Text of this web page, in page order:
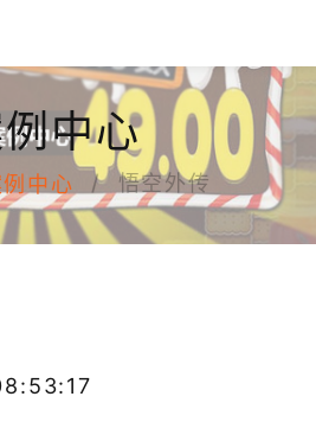
中心
例中心 悟空外传